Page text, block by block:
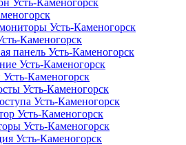
Усть-Каменогорск
Каменогорск
панель Усть-Каменогорск
Усть-Каменогорск
Каменогорск
Усть-Каменогорск
Усть-Каменогорск
Усть-Каменогорск
Усть-Каменогорск
Усть-Каменогорск